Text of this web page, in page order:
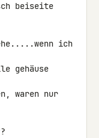
beiseite
ich
gehäuse
waren nur